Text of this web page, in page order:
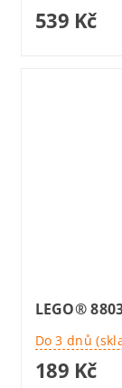
539 Kč
LEGO®
Do 3 dnů
189 Kč